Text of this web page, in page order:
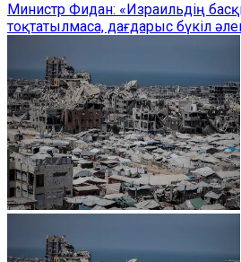
Министр Фидан: «Израильдің
тоқтатылмаса, дағдарыс бүкіл